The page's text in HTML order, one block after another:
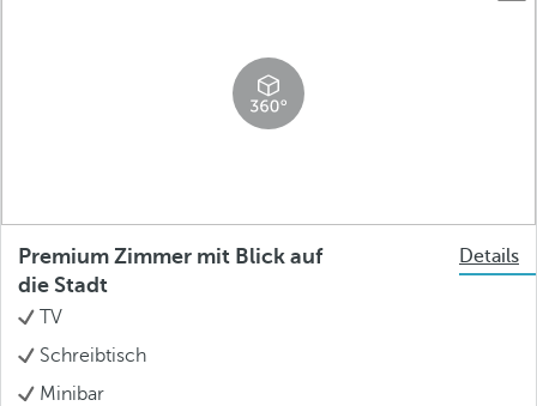
Premium Zimmer mit Blick auf
die Stadt
Details
TV
Schreibtisch
Minibar